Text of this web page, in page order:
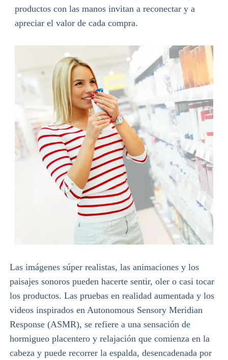
productos con las manos invitan a reconectar y a
apreciar el valor de cada compra.
Las imágenes súper realistas, las animaciones y los
paisajes sonoros pueden hacerte sentir, oler o casi tocar
los productos. Las pruebas en realidad aumentada y los
videos inspirados en Autonomous Sensory Meridian
Response (ASMR), se refiere a una sensación de
hormigueo placentero y relajación que comienza en la
cabeza y puede recorrer la espalda, desencadenada por